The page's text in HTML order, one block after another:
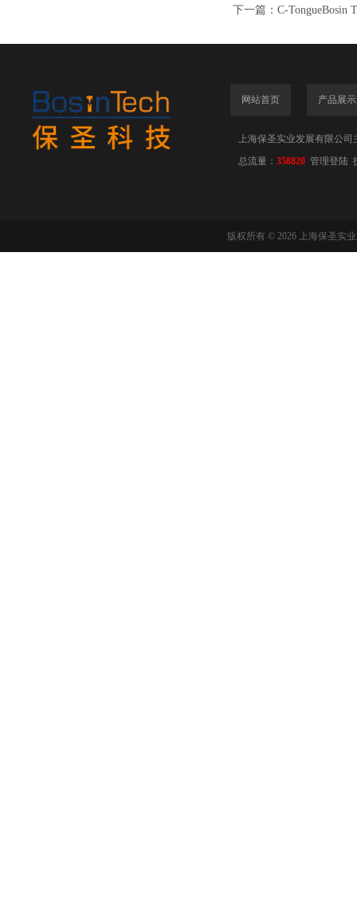
下一篇： C-TongueBosin
网站首页 产品展示
上海保圣实业发展有限公司
总流量： 358820 管理登陆
版权所有 © 2026 上海保圣实